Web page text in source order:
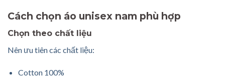
Cách chọn áo unisex nam phù hợp
Chọn theo chất liệu
Nên ưu tiên các chất liệu:
Cotton 100%